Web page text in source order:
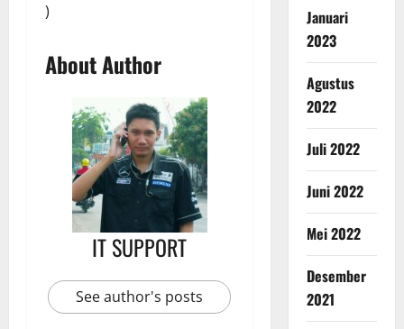
)
About Author
IT SUPPORT
See author's posts
Januari
2023
Agustus
2022
Juli 2022
Juni 2022
Mei 2022
Desember
2021